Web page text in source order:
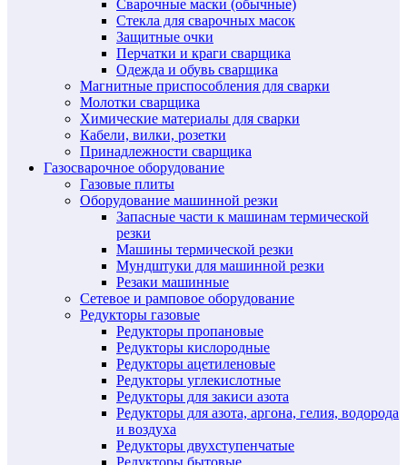
Сварочные маски (обычные)
Стекла для сварочных масок
Защитные очки
Перчатки и краги сварщика
Одежда и обувь сварщика
Магнитные приспособления для сварки
Молотки сварщика
Химические материалы для сварки
Кабели, вилки, розетки
Принадлежности сварщика
Газосварочное оборудование
Газовые плиты
Оборудование машинной резки
Запасные части к машинам термической
резки
Машины термической резки
Мундштуки для машинной резки
Резаки машинные
Сетевое и рамповое оборудование
Редукторы газовые
Редукторы пропановые
Редукторы кислородные
Редукторы ацетиленовые
Редукторы углекислотные
Редукторы для закиси азота
Редукторы для азота, аргона, гелия, водорода
и воздуха
Редукторы двухступенчатые
Редукторы бытовые